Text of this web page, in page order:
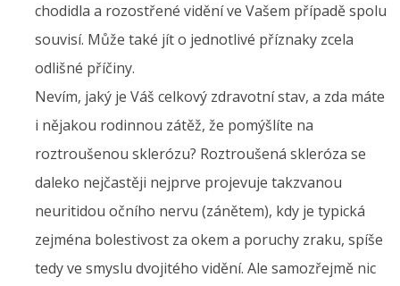
chodidla a rozostřené vidění ve Vašem případě spolu
souvisí. Může také jít o jednotlivé příznaky zcela
odlišné příčiny.
Nevím, jaký je Váš celkový zdravotní stav, a zda máte
i nějakou rodinnou zátěž, že pomýšlíte na
roztroušenou sklerózu? Roztroušená skleróza se
daleko nejčastěji nejprve projevuje takzvanou
neuritidou očního nervu (zánětem), kdy je typická
zejména bolestivost za okem a poruchy zraku, spíše
tedy ve smyslu dvojitého vidění. Ale samozřejmě nic